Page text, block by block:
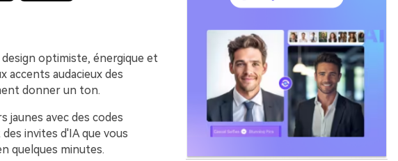
optimiste, énergique et
accents audacieux des
donner un ton.
jaunes avec des codes
invites d'IA que vous
quelques minutes.